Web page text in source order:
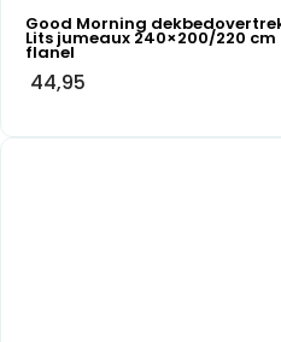
Good Morning
Lits jumeaux 240×200/220 cm
flanel
44,95